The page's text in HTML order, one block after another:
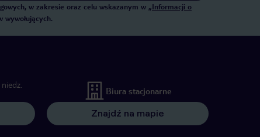
w zakresie oraz celu wskazanym w „Informacji o
Biura stacjonarne
Znajdź na mapie